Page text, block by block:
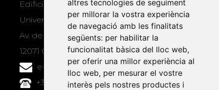
altres tecnologies de seguiment
per millorar la vostra experiència
de navegació amb les finalitats
següents: per habilitar la
funcionalitat bàsica del lloc web,
per oferir una millor experiència al
lloc web, per mesurar el vostre
interès pels nostres productes i
Edifici Àgora
Universitat Jaume I, local 10
Av. de Vicent Sos Baynat, s/n
12071 Castelló de la Plana
e-buc@vives.org
+34 964 72 89 93